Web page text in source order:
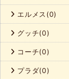
エルメス(0)
グッチ(0)
コーチ(0)
プラダ(0)